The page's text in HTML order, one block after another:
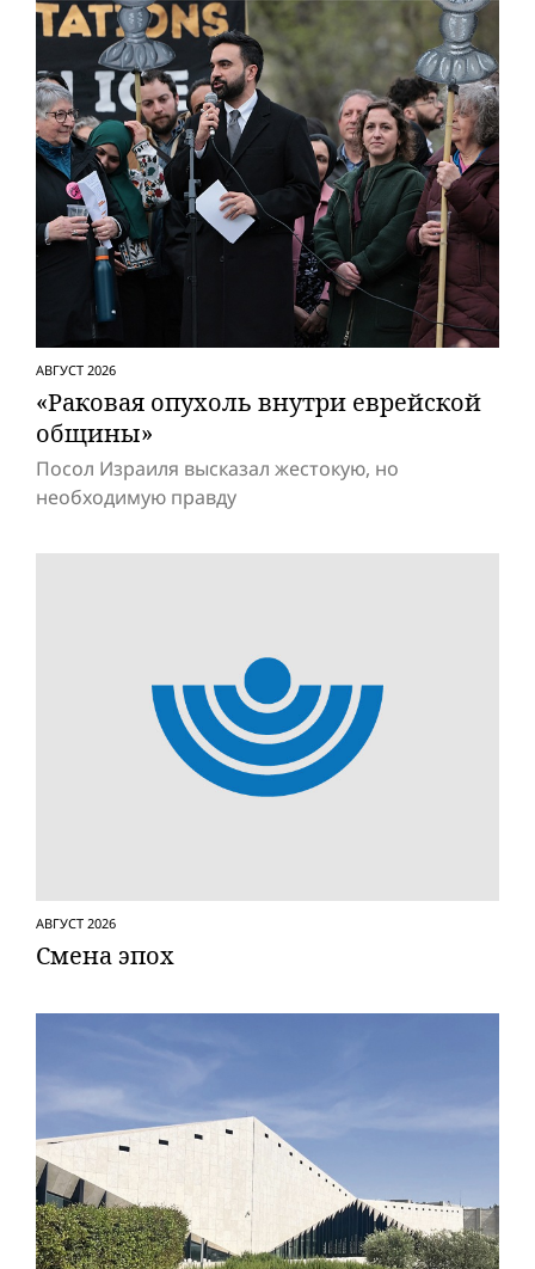
АВГУСТ 2026
«Раковая опухоль внутри еврейской
общины»
Посол Израиля высказал жестокую, но
необходимую правду
АВГУСТ 2026
Смена эпох